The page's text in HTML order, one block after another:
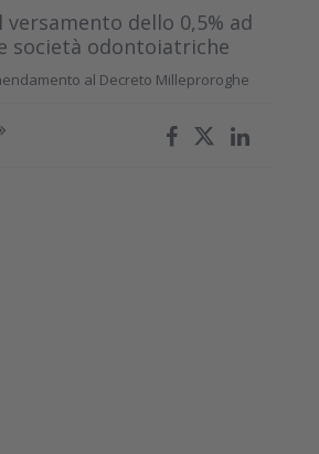
dello 0,5% ad
società odontoiatriche
al Decreto Milleproroghe